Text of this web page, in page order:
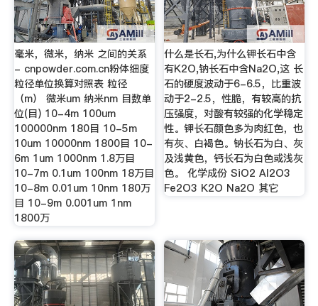
毫米，微米，纳米 之间的关系
- cnpowder.com.cn粉体细度
粒径单位换算对照表 粒径
（m） 微米um 纳米nm 目数单
位(目) 10-4m 100um
100000nm 180目 10-5m
10um 10000nm 1800目 10-
6m 1um 1000nm 1.8万目
10-7m 0.1um 100nm 18万目
10-8m 0.01um 10nm 180万
目 10-9m 0.001um 1nm
1800万
什么是长石,为什么钾长石中含
有K2O,钠长石中含Na2O,这 长
石的硬度波动于6-6.5，比重波
动于2-2.5，性脆，有较高的抗
压强度，对酸有较强的化学稳定
性。钾长石颜色多为肉红色，也
有灰、白褐色。钠长石为白、灰
及浅黄色，钙长石为白色或浅灰
色。 化学成份 SiO2 Al2O3
Fe2O3 K2O Na2O 其它